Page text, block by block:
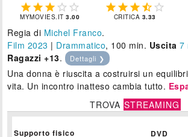
    
MYMOVIES.IT3.00
    
CRITICA 3.33
Regia di Michel Franco.
Film 2023 | Drammatico, 100 min. Uscita 7
Ragazzi +13. Dettagli ❯
Una donna è riuscita a costruirsi un
vita. Un incontro inatteso cambia tutto.
TROVA STREAMING
Supporto fisico DVD